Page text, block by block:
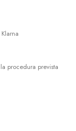
procedura prevista